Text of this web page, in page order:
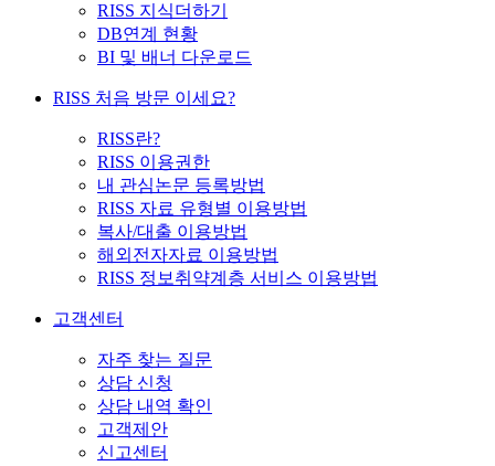
RISS 지식더하기
DB연계 현황
BI 및 배너 다운로드
RISS 처음 방문 이세요?
RISS란?
RISS 이용권한
내 관심논문 등록방법
RISS 자료 유형별 이용방법
복사/대출 이용방법
해외전자자료 이용방법
RISS 정보취약계층 서비스 이용방법
고객센터
자주 찾는 질문
상담 신청
상담 내역 확인
고객제안
신고센터